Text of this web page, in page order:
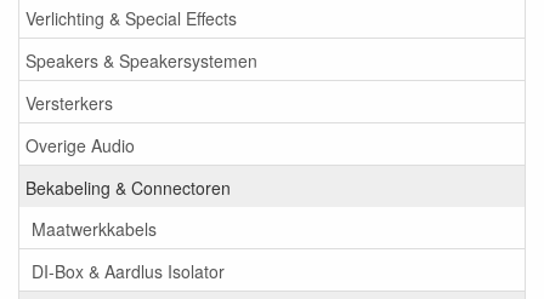
Verlichting & Special Effects
Speakers & Speakersystemen
Versterkers
Overige Audio
Bekabeling & Connectoren
Maatwerkkabels
DI-Box & Aardlus Isolator